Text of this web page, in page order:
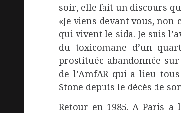
soir, elle fait un discours
«Je viens devant vous,
qui vivent le sida. Je suis
du toxicomane d’un
prostituée abandonnée
de l’AmfAR qui a lieu
Stone depuis le décès de
Retour en 1985. A Paris